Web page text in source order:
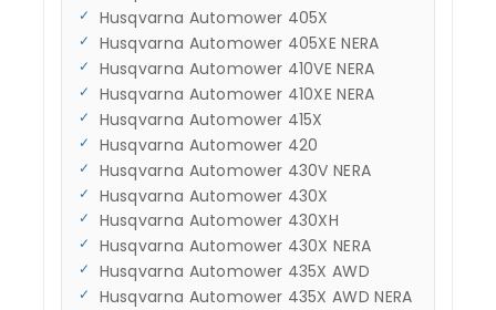
Husqvarna Automower 405X
Husqvarna Automower 405XE NERA
Husqvarna Automower 410VE NERA
Husqvarna Automower 410XE NERA
Husqvarna Automower 415X
Husqvarna Automower 420
Husqvarna Automower 430V NERA
Husqvarna Automower 430X
Husqvarna Automower 430XH
Husqvarna Automower 430X NERA
Husqvarna Automower 435X AWD
Husqvarna Automower 435X AWD NERA